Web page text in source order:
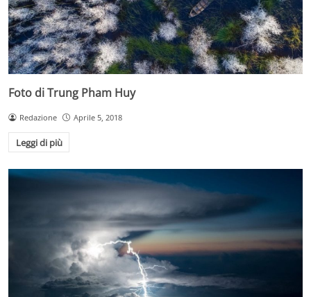
Foto di Trung Pham Huy
Redazione Aprile 5, 2018
Leggi di più